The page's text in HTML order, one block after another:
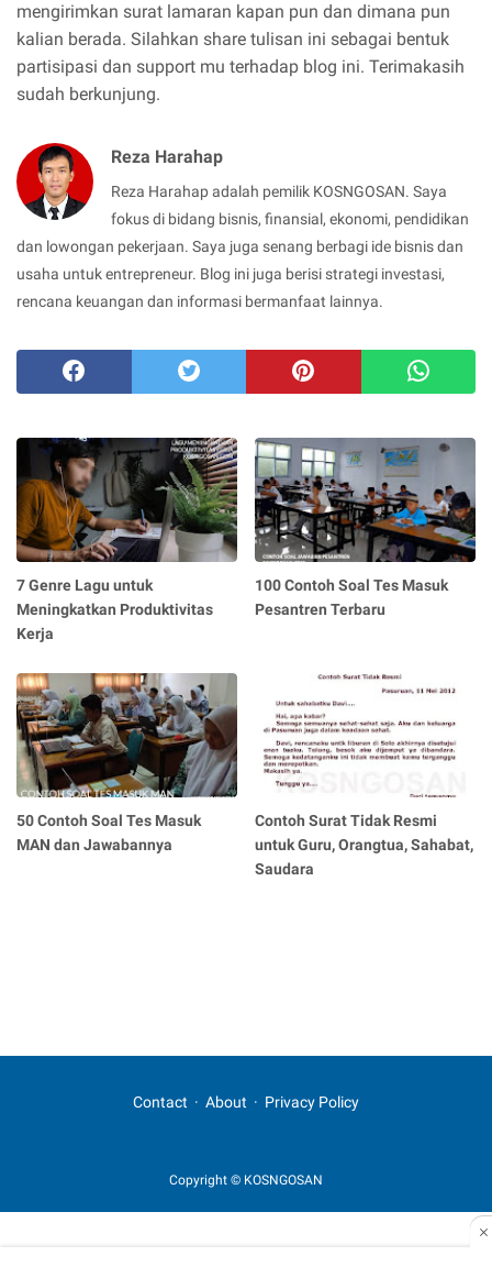
mengirimkan surat lamaran kapan pun dan dimana pun
kalian berada. Silahkan share tulisan ini sebagai bentuk
partisipasi dan support mu terhadap blog ini. Terimakasih
sudah berkunjung.
Reza Harahap
Reza Harahap adalah pemilik KOSNGOSAN. Saya
fokus di bidang bisnis, finansial, ekonomi, pendidikan
dan lowongan pekerjaan. Saya juga senang berbagi ide bisnis dan
usaha untuk entrepreneur. Blog ini juga berisi strategi investasi,
rencana keuangan dan informasi bermanfaat lainnya.
7 Genre Lagu untuk
Meningkatkan Produktivitas
Kerja
100 Contoh Soal Tes Masuk
Pesantren Terbaru
50 Contoh Soal Tes Masuk
MAN dan Jawabannya
Contoh Surat Tidak Resmi
untuk Guru, Orangtua, Sahabat,
Saudara
Contact About Privacy Policy
Copyright © KOSNGOSAN